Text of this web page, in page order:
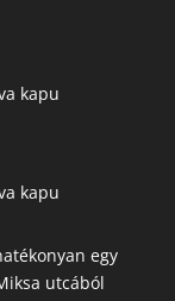
kapu
kapu
egy
utcából